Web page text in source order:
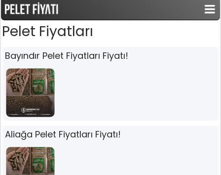
Pelet Fiyatları
Bayındır Pelet Fiyatları Fiyatı!
Aliağa Pelet Fiyatları Fiyatı!